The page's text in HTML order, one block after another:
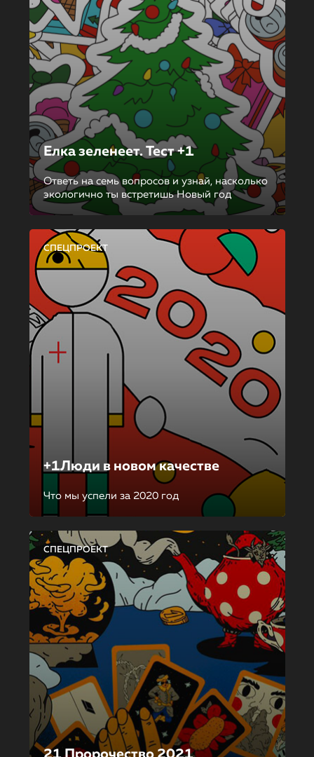
Елка зеленеет. Тест +1
Ответь на семь вопросов и узнай, насколько
экологично ты встретишь Новый год
СПЕЦПРОЕКТ
+1Люди в новом качестве
Что мы успели за 2020 год
СПЕЦПРОЕКТ
21 Пророчество 2021